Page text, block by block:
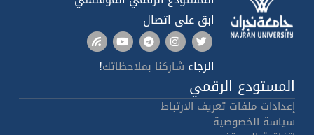
ابق على اتصال
الرجاء شاركنا بملاحظاتك!
المستودع الرقمي
إعدادات ملفات تعريف الارتباط
سياسة الخصوصية